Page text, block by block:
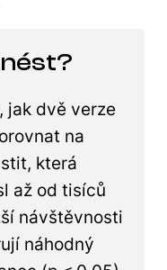
jak dvě verze
na
která
až od tisíců
návštěvnosti
náhodný